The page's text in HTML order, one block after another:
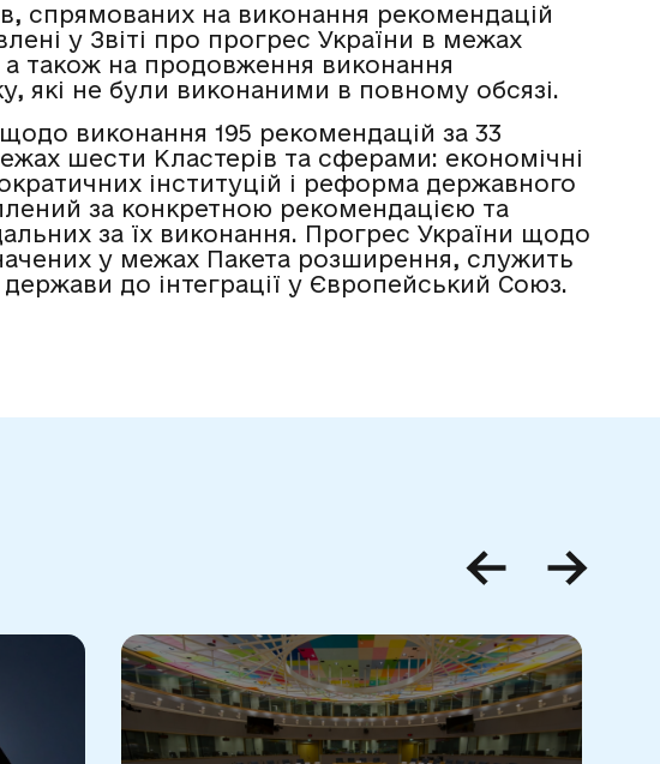
спрямованих на виконання рекомендацій
у Звіті про прогрес України в межах
також на продовження виконання
які не були виконаними в повному обсязі.
виконання 195 рекомендацій за 33
шести Кластерів та сферами: економічні
інституцій і реформа державного
за конкретною рекомендацією та
за їх виконання. Прогрес України щодо
у межах Пакета розширення, служить
до інтеграції у Європейський Союз.